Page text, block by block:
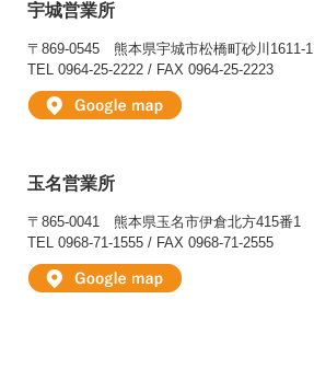
宇城営業所
〒869-0545 熊本県宇城市松橋町砂川1611-1
TEL 0964-25-2222 / FAX 0964-25-2223
玉名営業所
〒865-0041 熊本県玉名市伊倉北方415番1
TEL 0968-71-1555 / FAX 0968-71-2555